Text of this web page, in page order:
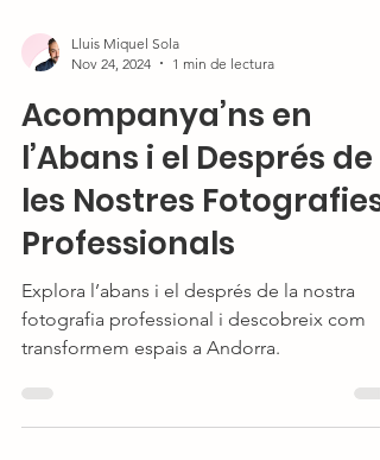
Lluis Miquel Sola
Nov 24, 2024
1 min de lectura
Acompanya’ns en
l’Abans i el Després de
les Nostres Fotografies
Professionals
Explora l’abans i el després de la nostra
fotografia professional i descobreix com
transformem espais a Andorra.